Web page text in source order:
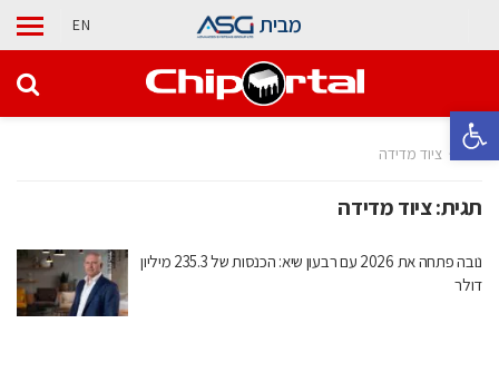
פתח סרגל נגישות
מבית EN
בית ציוד מדידה
תגית:ציוד מדידה
נובה פתחה את 2026 עם רבעון שיא: הכנסות של 235.3 מיליון
דולר